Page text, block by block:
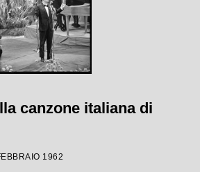
canzone italiana di
1962